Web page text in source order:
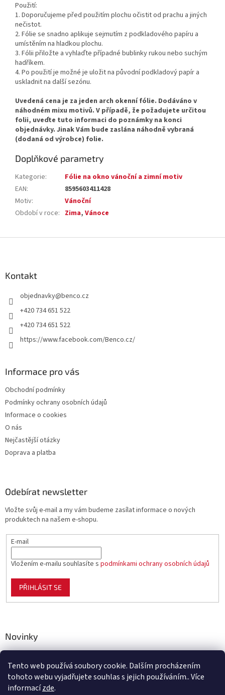
Tento web používá soubory cookie. Dalším procházením
tohoto webu vyjadřujete souhlas s jejich používáním.. Více
informacízde.
Použití:
1. Doporučujeme před použitím plochu očistit od prachu a jiných
nečistot.
2. Fólie se snadno aplikuje sejmutím z podkladového papíru a
umístěním na hladkou plochu.
3. Fólii přiložte a vyhlaďte případné bublinky rukou nebo suchým
hadříkem.
4. Po použití je možné je uložit na původní podkladový papír a
uskladnit na další sezónu.
Uvedená cena je za jeden arch okenní fólie. Dodáváno v
náhodném mixu motivů. V případě, že požadujete určitou
folii, uveďte tuto informaci do poznámky na konci
objednávky. Jinak Vám bude zaslána náhodně vybraná
(dodaná od výrobce) folie.
Doplňkové parametry
Kategorie:
Fólie na okno vánoční a zimní motiv
EAN:
8595603411428
Motiv:
Vánoční
Období v roce: Zima, Vánoce
Kontakt
objednavky@benco.cz
+420 734 651 522
+420 734 651 522
https://www.facebook.com/Benco.cz/
Informace pro vás
Obchodní podmínky
Podmínky ochrany osobních údajů
Informace o cookies
O nás
Nejčastější otázky
Doprava a platba
Odebírat newsletter
Vložte svůj e-mail a my vám budeme zasílat informace o nových
produktech na našem e-shopu.
E-mail
Vložením e-mailu souhlasíte s podmínkami ochrany osobních údajů
PŘIHLÁSIT SE
Novinky
zahradu, chov i domácnost